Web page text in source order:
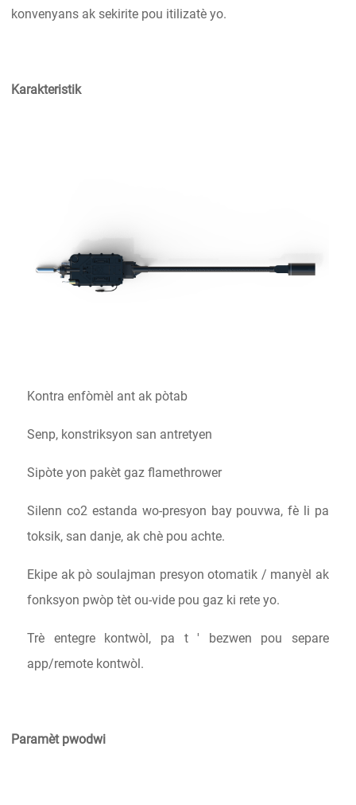
konvenyans ak sekirite pou itilizatè yo.
Karakteristik
Kontra enfòmèl ant ak pòtab
Senp, konstriksyon san antretyen
Sipòte yon pakèt gaz flamethrower
Silenn co2 estanda wo-presyon bay pouvwa, fè li pa
toksik, san danje, ak chè pou achte.
Ekipe ak pò soulajman presyon otomatik / manyèl ak
fonksyon pwòp tèt ou-vide pou gaz ki rete yo.
Trè entegre kontwòl, pa t ' bezwen pou separe
app/remote kontwòl.
Paramèt pwodwi